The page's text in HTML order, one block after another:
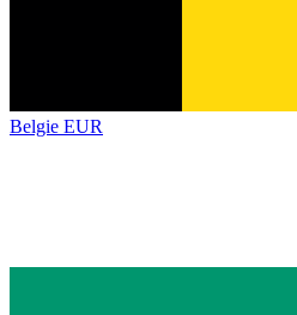
Belgie EUR